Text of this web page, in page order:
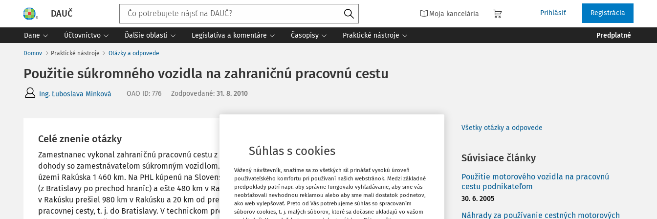
DAUČ Moja kancelária Prihlásiť Registrácia
Dane Účtovníctvo Ďalšie oblasti Legislatíva a komentáre Časopisy Praktické nástroje Predplatné
Domov Praktické nástroje Otázky a odpovede
Použitie súkromného vozidla na zahraničnú pracovnú cestu
Ing. Ľuboslava Minková OAO ID: 776 Zodpovedané: 31. 8. 2010
Celé znenie otázky
Zamestnanec vykonal zahraničnú pracovnú cestu z Bratislavy do Rakúska na základe
dohody so zamestnávateľom súkromným vozidlom. Celkovo najazdil 1 500 km, z toho na
území Rakúska 1 460 km. Na PHL kúpenú na Slovensku v eurách prešiel 20 km na Slovensku
(z Bratislavy po prechod hraníc) a ešte 480 km v Rakúsku. Na PHL, ktorú kúpil v eurách
v Rakúsku prešiel 980 km v Rakúsku a 20 km od prechodu hraníc do miesta skončenia
pracovnej cesty, t. j. do Bratislavy. V technickom preukaze vozidla je uvedená spotreba
Stiahnuť
Vytlačiť
Všetky otázky a odpovede
Súvisiace články
Použitie motorového vozidla na pracovnú
cestu podnikateľom
30. 6. 2005
Náhrady za používanie cestných motorových
Súhlas s cookies
Vážený návštevník, snažíme sa zo všetkých síl prinášať vysokú úroveň
používateľského komfortu pri používaní našich webstránok. Medzi základné
predpoklady patrí napr. aby správne fungovalo vyhľadávanie, aby sme vás
neobťažovali nevhodnou reklamou alebo aby sme mali dostatok podnetov,
ako web vylepšovať. Preto od Vás potrebujeme súhlas so spracovaním
súborov cookies, t. j. malých súborov, ktoré sa dočasne ukladajú vo vašom